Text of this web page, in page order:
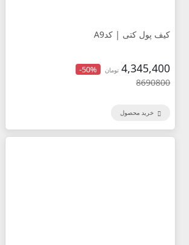
کیف پول کتی | کدA9
4,345,400 تومان -50%
8690800
خرید محصول